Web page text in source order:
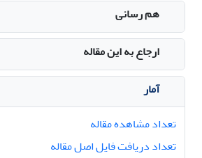
هم رسانی
ارجاع به این مقاله
آمار
تعداد مشاهده مقاله
تعداد دریافت فایل اصل مقاله